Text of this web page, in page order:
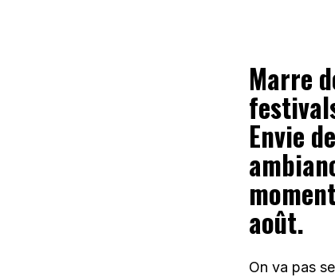
Marre
Envie
août.
On va pas